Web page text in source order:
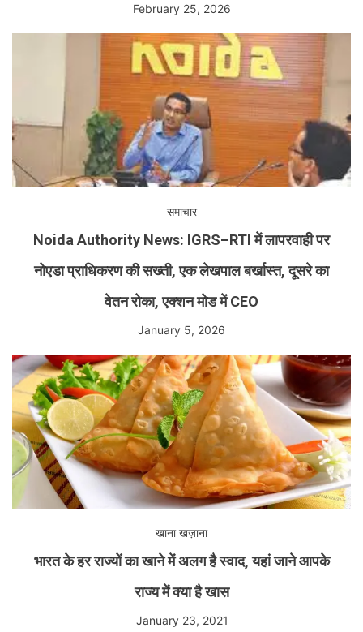
February 25, 2026
समाचार
Noida Authority News: IGRS–RTI में लापरवाही पर
नोएडा प्राधिकरण की सख्ती, एक लेखपाल बर्खास्त, दूसरे का
वेतन रोका, एक्शन मोड में CEO
January 5, 2026
खाना खज़ाना
भारत के हर राज्यों का खाने में अलग है स्वाद, यहां जाने आपके
राज्य में क्या है खास
January 23, 2021